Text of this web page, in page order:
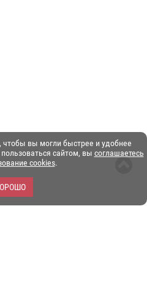
вы могли быстрее и удобнее
сайтом, вы соглашаетесь
cookies.